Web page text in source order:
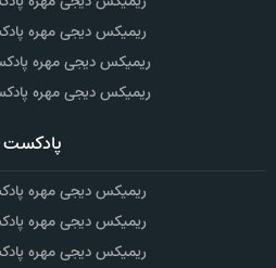
ریمیکس دیجی مهره
ریمیکس دیجی مهره
ریمیکس دیجی مهره
پادکست
ریمیکس دیجی مهره
ریمیکس دیجی مهره
ریمیکس دیجی مهره